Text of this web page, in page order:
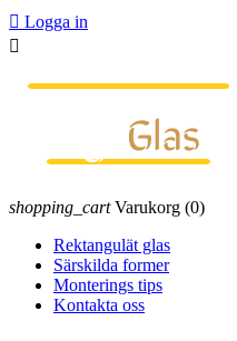
 Logga in

shopping_cart Varukorg (0)
Rektangulät glas
Särskilda former
Monterings tips
Kontakta oss